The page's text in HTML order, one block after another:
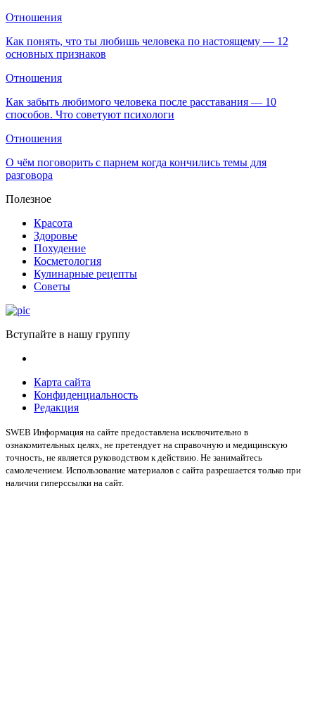
Отношения
Как понять, что ты любишь человека по настоящему — 12
основных признаков
Отношения
Как забыть любимого человека после расставания — 10
способов. Что советуют психологи
Отношения
О чём поговорить с парнем когда кончились темы для
разговора
Полезное
Красота
Здоровье
Похудение
Косметология
Кулинарные рецепты
Советы
Вступайте в нашу группу
Карта сайта
Конфиденциальность
Редакция
SWEB Информация на сайте предоставлена исключительно в
ознакомительных целях, не претендует на справочную и медицинскую
точность, не является руководством к действию. Не занимайтесь
самолечением. Использование материалов с сайта разрешается только при
наличии гиперссылки на сайт.